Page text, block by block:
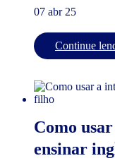
07 abr 25
Continue
Como
ensinar